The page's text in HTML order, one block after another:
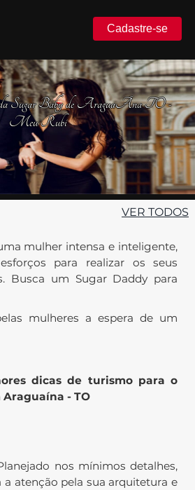
Cadastre-se
da Sugar Baby de AraguaÃ­na TO -
Meu Rubi
VER TODOS
mulher intensa e inteligente,
para realizar os seus
Busca um Sugar Daddy para
mulheres a espera de um
dicas de turismo para o
- TO
nos mínimos detalhes,
a atenção pela sua arquitetura e